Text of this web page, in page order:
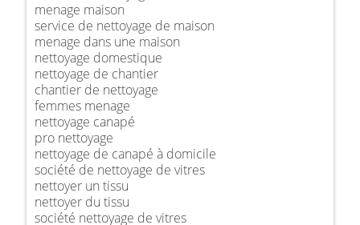
menage maison
service de nettoyage de maison
menage dans une maison
nettoyage domestique
nettoyage de chantier
chantier de nettoyage
femmes menage
nettoyage canapé
pro nettoyage
nettoyage de canapé à domicile
société de nettoyage de vitres
nettoyer un tissu
nettoyer du tissu
société nettoyage de vitres